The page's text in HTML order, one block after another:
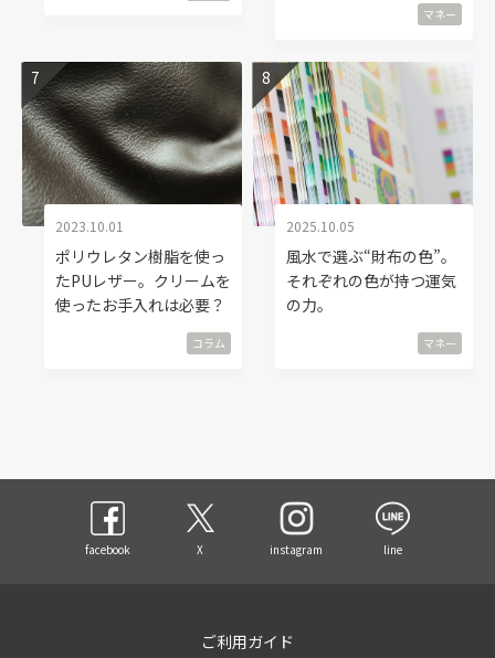
マネー
2023.10.01
ポリウレタン樹脂を使っ
たPUレザー。クリームを
使ったお手入れは必要？
コラム
2025.10.05
風水で選ぶ“財布の色”。
それぞれの色が持つ運気
の力。
マネー
facebook X instagram line
ご利用ガイド